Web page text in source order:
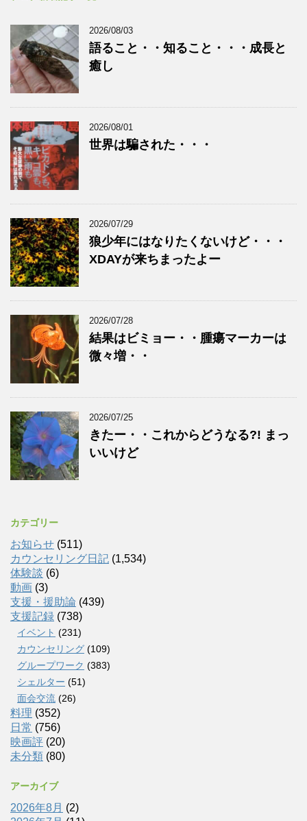
2026/08/03
語ること・・知ること・・・成長と
癒し
2026/08/01
世界は騙された・・・
2026/07/29
狼少年にはなりたくないけど・・・
XDAYが来ちまったよー
2026/07/28
結果はビミョー・・腫瘍マーカーは
微々増・・
2026/07/25
きたー・・これからどうなる?! まっ
いいけど
カテゴリー
お知らせ (511)
カウンセリング日記 (1,534)
体験談 (6)
動画 (3)
支援・援助論 (439)
支援記録 (738)
イベント (231)
カウンセリング (109)
グループワーク (383)
シェルター (51)
面会交流 (26)
料理 (352)
日常 (756)
映画評 (20)
未分類 (80)
アーカイブ
2026年8月 (2)